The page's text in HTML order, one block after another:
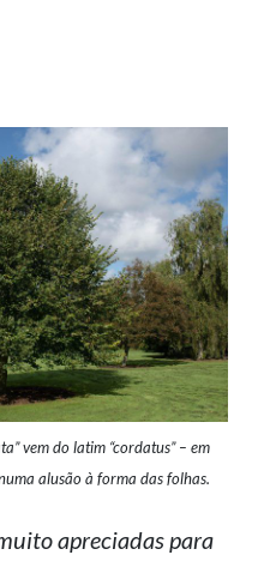
vem do latim “cordatus” – em
alusão à forma das folhas.
apreciadas para